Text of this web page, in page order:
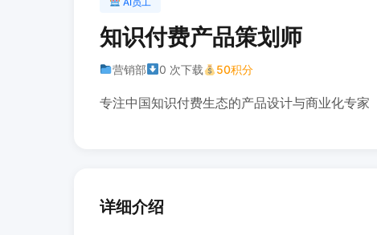
知识付费产品策划师
营销部 0 次下载 50积分
专注中国知识付费生态的产品设计与商业化专家
详细介绍